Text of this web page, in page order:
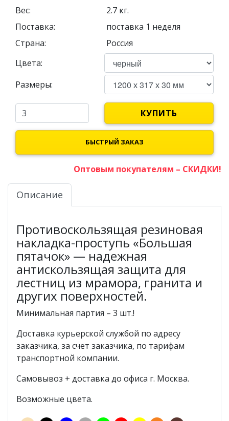
Вес:
2.7 кг.
Поставка:
поставка 1 неделя
Страна:
Россия
Цвета:
Размеры:
КУПИТЬ
БЫСТРЫЙ ЗАКАЗ
Оптовым покупателям – СКИДКИ!
Описание
Противоскользящая резиновая
накладка-проступь «Большая
пятачок» — надежная
антискользящая защита для
лестниц из мрамора, гранита и
других поверхностей.
Минимальная партия – 3 шт.!
Доставка курьерской службой по адресу
заказчика, за счет заказчика, по тарифам
транспортной компании.
Самовывоз + доставка до офиса г. Москва.
Возможные цвета.